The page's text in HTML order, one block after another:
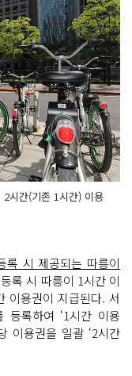
시간(기존 1시간) 이용
록 시 제공되는 따릉이
록 시 따릉이 1시간 이
이용권이 지급된다. 서
등록하여 ‘1시간 이용
이용권을 일괄 ‘2시간